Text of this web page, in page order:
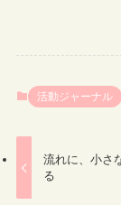
活動ジャーナル
流れに、小さ
る